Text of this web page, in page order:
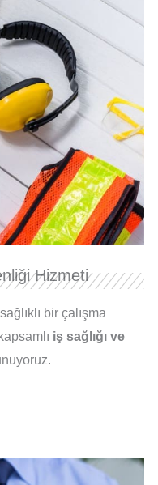
Hizmeti
bir çalışma
iş sağlığı ve